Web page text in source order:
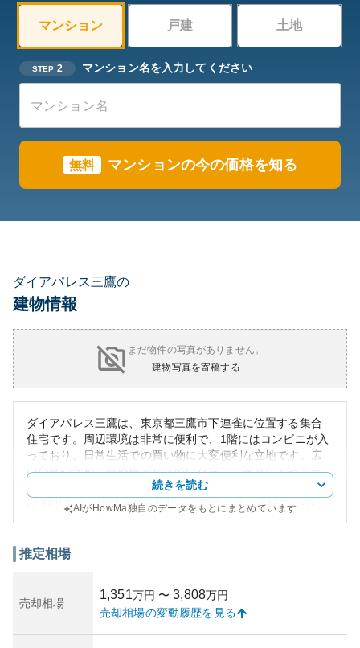
マンション 戸建 土地
STEP 2 マンション名を入力してください
無料 マンションの今の価格を知る
ダイアパレス三鷹の
建物情報
まだ物件の写真がありません。
建物写真を寄稿する
ダイアパレス三鷹は、東京都三鷹市下連雀に位置する集合
住宅です。周辺環境は非常に便利で、1階にはコンビニが入
っており、日常生活での買い物に大変便利な立地です。広
い公園や学校、医療機関が近隣に存在し、家族にとって安
心して生活を営むことができる地域です。また、交通面で
はJR中央線・総武線の三鷹駅へのアクセスも良好で、都心
す。資産価値としても、多くの利便施設に近いことから一
な状態を保っています。
所有リスクに関しては、築年数の影響を受ける可能性やマ
ンション市場の変動、地域再開発の影響などを含めて検討
続きを読む
AIがHowMa独自のデータをもとにまとめています
推定相場
売却相場
1,351万円 〜 3,808万円
売却相場の変動履歴を見る